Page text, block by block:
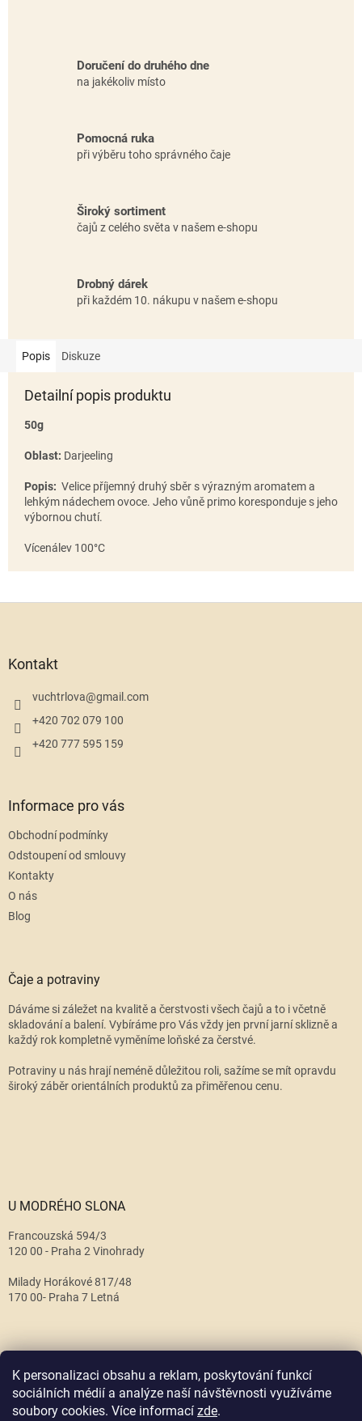
K personalizaci obsahu a reklam, poskytování funkcí
sociálních médií a analýze naší návštěvnosti využíváme
soubory cookies. Více informací zde.
Doručení do druhého dne
na jakékoliv místo
Pomocná ruka
při výběru toho správného čaje
Široký sortiment
čajů z celého světa v našem e-shopu
Drobný dárek
při každém 10. nákupu v našem e-shopu
Popis Diskuze
Detailní popis produktu
50g
Oblast: Darjeeling
Popis: Velice příjemný druhý sběr s výrazným aromatem a
lehkým nádechem ovoce. Jeho vůně primo koresponduje s jeho
výbornou chutí.
Vícenálev 100°C
Kontakt
vuchtrlova@gmail.com
+420 702 079 100
+420 777 595 159
Informace pro vás
Obchodní podmínky
Odstoupení od smlouvy
Kontakty
O nás
Blog
Čaje a potraviny
Dáváme si záležet na kvalitě a čerstvosti všech čajů a to i včetně
skladování a balení. Vybíráme pro Vás vždy jen první jarní sklizně a
každý rok kompletně vyměníme loňské za čerstvé.
Potraviny u nás hrají neméně důležitou roli, sažíme se mít opravdu
široký záběr orientálních produktů za přiměřenou cenu.
U MODRÉHO SLONA
Francouzská 594/3
120 00 - Praha 2 Vinohrady
Milady Horákové 817/48
170 00- Praha 7 Letná